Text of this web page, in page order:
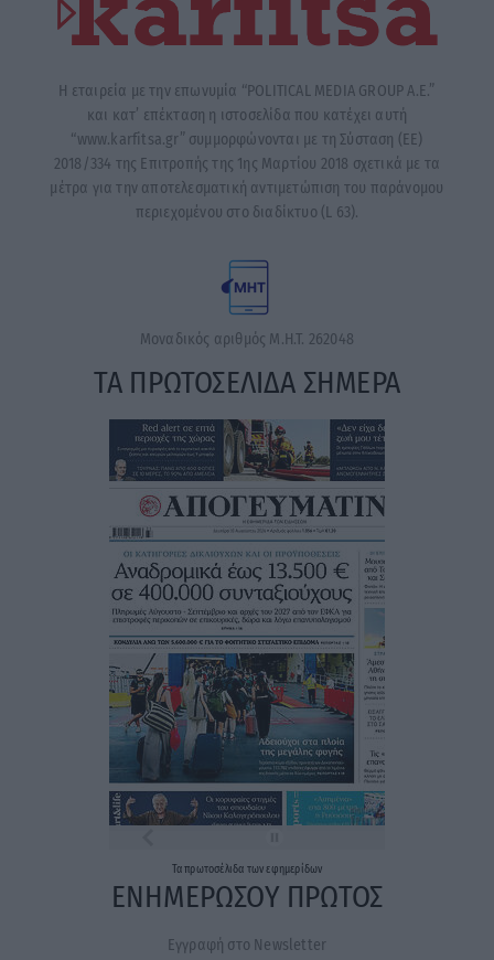
Η εταιρεία με την επωνυμία “POLITICAL MEDIA GROUP A.E.”
και κατ’ επέκταση η ιστοσελίδα που κατέχει αυτή
“www.karfitsa.gr” συμμορφώνονται με τη Σύσταση (ΕΕ)
2018/334 της Επιτροπής της 1ης Μαρτίου 2018 σχετικά με τα
μέτρα για την αποτελεσματική αντιμετώπιση του παράνομου
περιεχομένου στο διαδίκτυο (L 63).
Μοναδικός αριθμός Μ.Η.Τ. 262048
ΤΑ ΠΡΩΤΟΣΕΛΙΔΑ ΣΗΜΕΡΑ
Ταπρωτοσέλιδα τωνεφημερίδων
ΕΝΗΜΕΡΩΣΟΥ ΠΡΩΤΟΣ
Εγγραφή στο Newsletter